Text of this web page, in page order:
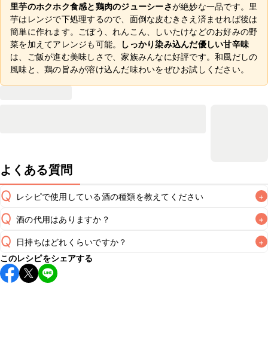
里芋のホクホク食感と鶏肉のジューシーさが絶妙な一品です。里
芋はレンジで下処理するので、面倒な皮むきさえ済ませれば後は
簡単に作れます。ごぼう、れんこん、しいたけなどのお好みの野
菜を加えてアレンジも可能。
しっかり染み込んだ優しい甘辛味
は、ご飯が進む美味しさで、家族みんなに好評です。和風だしの
風味と、鶏の旨みが溶け込んだ味わいをぜひお試しください。
よくある質問
Q レシピで使用している酒の種類を教えてください +
A
Q 酒の代用はありますか？ +
A
Q 日持ちはどれくらいですか？ +
保存期間は冷蔵で翌日中が目安です。なるべくお早めにお召
し上がりください。
このレシピをシェアする